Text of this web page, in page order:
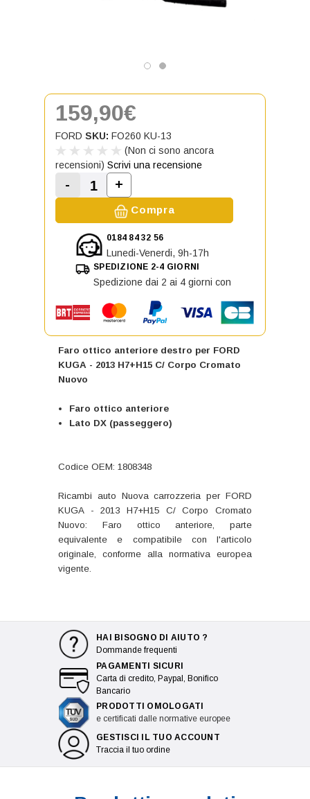
Faro ottico anteriore destro per FORD
KUGA - 2013 H7+H15 C/ Corpo Cromato
Nuovo
Faro ottico anteriore
Lato DX (passeggero)
Codice OEM: 1808348
Ricambi auto Nuova carrozzeria per FORD
KUGA - 2013 H7+H15 C/ Corpo Cromato
Nuovo: Faro ottico anteriore, parte
equivalente e compatibile con l'articolo
originale, conforme alla normativa europea
vigente.
159,90€
FORD SKU: FO260 KU-13
(Non ci sono ancora
recensioni) Scrivi una recensione
Diminuisci la quantità di Faro ottico
-
Aumenta la quantità di Faro ottico
+
Compra
0184 84 32 56
Lunedi-Venerdi, 9h-17h
SPEDIZIONE 2-4 GIORNI
Spedizione dai 2 ai 4 giorni con
HAI BISOGNO DI AIUTO ?
Dommande frequenti
PAGAMENTI SICURI
Carta di credito, Paypal, Bonifico
Bancario
PRODOTTI OMOLOGATI
e certificati dalle normative europee
GESTISCI IL TUO ACCOUNT
Traccia il tuo ordine